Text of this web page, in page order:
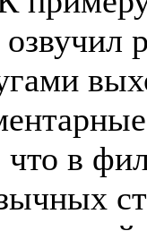
что в